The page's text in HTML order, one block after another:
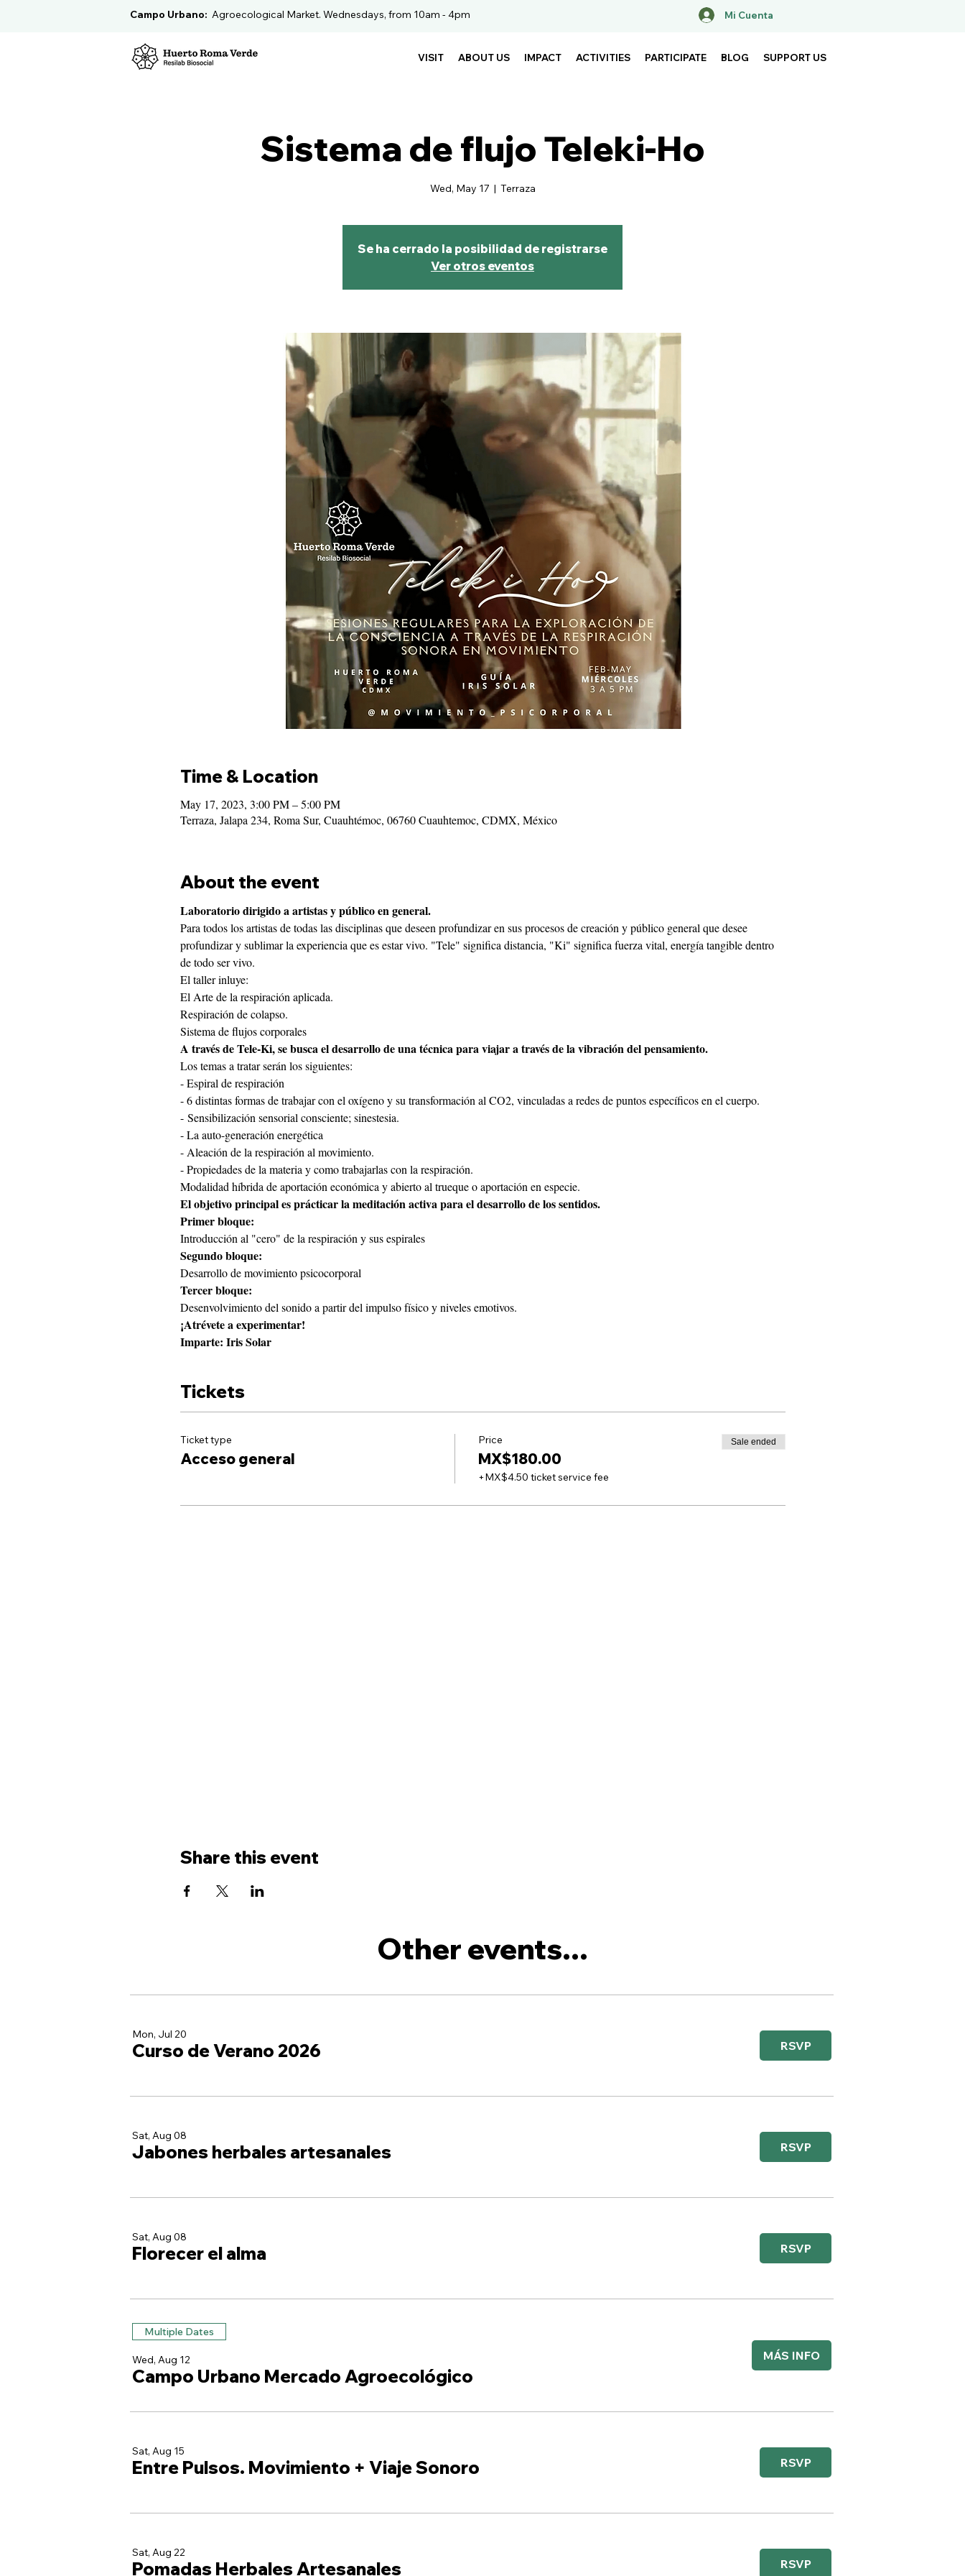
Campo Urbano: Agroecological Market. Wednesdays, from 10am - 4pm Mi Cuenta
VISIT ABOUT US IMPACT ACTIVITIES PARTICIPATE BLOG SUPPORT US
Sistema de flujo Teleki-Ho
Wed, May 17
  |
Terraza
Se ha cerrado la posibilidad de registrarse
Ver otros eventos
Time & Location
May 17, 2023, 3:00 PM – 5:00 PM
Terraza, Jalapa 234, Roma Sur, Cuauhtémoc, 06760 Cuauhtemoc, CDMX, México
About the event
Laboratorio dirigido a artistas y público en general.
Para todos los artistas de todas las disciplinas que deseen profundizar en sus procesos de creación y público general que desee
profundizar y sublimar la experiencia que es estar vivo. "Tele" significa distancia, "Ki" significa fuerza vital, energía tangible dentro
de todo ser vivo.
El taller inluye:
El Arte de la respiración aplicada.
Respiración de colapso.
Sistema de flujos corporales
A través de Tele-Ki, se busca el desarrollo de una técnica para viajar a través de la vibración del pensamiento.
Los temas a tratar serán los siguientes:
- Espiral de respiración
- 6 distintas formas de trabajar con el oxígeno y su transformación al CO2, vinculadas a redes de puntos específicos en el cuerpo.
- Sensibilización sensorial consciente; sinestesia.
- La auto-generación energética
- Aleación de la respiración al movimiento.
- Propiedades de la materia y como trabajarlas con la respiración.
Modalidad híbrida de aportación económica y abierto al trueque o aportación en especie.
El objetivo principal es prácticar la meditación activa para el desarrollo de los sentidos.
Primer bloque:
Introducción al "cero" de la respiración y sus espirales
Segundo bloque:
Desarrollo de movimiento psicocorporal
Tercer bloque:
Desenvolvimiento del sonido a partir del impulso físico y niveles emotivos.
¡Atrévete a experimentar!
Imparte: Iris Solar
Tickets
Ticket type
Acceso general
Price
MX$180.00
+MX$4.50 ticket service fee
Sale ended
Share this event
Other events...
Mon, Jul 20
Curso de Verano 2026 RSVP
Sat, Aug 08
Jabones herbales artesanales RSVP
Sat, Aug 08
Florecer el alma RSVP
Multiple Dates
Wed, Aug 12
Campo Urbano Mercado Agroecológico
MÁS INFO
Sat, Aug 15
Entre Pulsos. Movimiento + Viaje Sonoro RSVP
Sat, Aug 22
Pomadas Herbales Artesanales RSVP